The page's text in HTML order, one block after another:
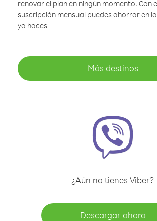
renovar el plan en ningún momento. Con
suscripción mensual puedes ahorrar en
ya haces
Más destinos
¿Aún no tienes Viber?
Descargar ahora